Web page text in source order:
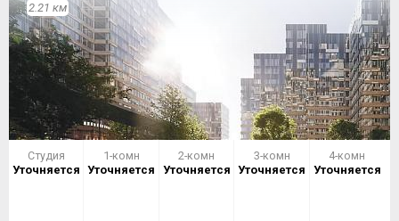
2.21 км
Студия
Уточняется
1-комн
Уточняется
2-комн
Уточняется
3-комн
Уточняется
4-комн
Уточняется